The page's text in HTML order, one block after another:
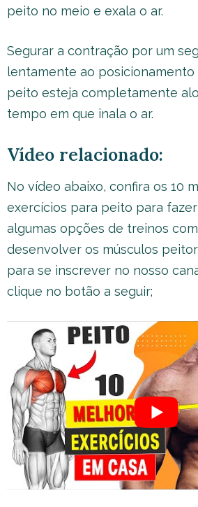
peito no meio e exala o ar.
Segurar a contração por um
lentamente ao posicionamento
peito esteja completamente
tempo em que inala o ar.
Vídeo relacionado:
No vídeo abaixo, confira os 10
exercícios para peito para
algumas opções de treinos
desenvolver os músculos
para se inscrever no nosso
clique no botão a seguir;